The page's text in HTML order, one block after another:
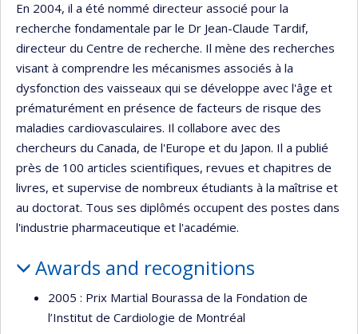
En 2004, il a été nommé directeur associé pour la
recherche fondamentale par le Dr Jean-Claude Tardif,
directeur du Centre de recherche. Il mène des recherches
visant à comprendre les mécanismes associés à la
dysfonction des vaisseaux qui se développe avec l'âge et
prématurément en présence de facteurs de risque des
maladies cardiovasculaires. Il collabore avec des
chercheurs du Canada, de l'Europe et du Japon. Il a publié
près de 100 articles scientifiques, revues et chapitres de
livres, et supervise de nombreux étudiants à la maîtrise et
au doctorat. Tous ses diplômés occupent des postes dans
l'industrie pharmaceutique et l'académie.
Awards and recognitions
2005 : Prix Martial Bourassa de la Fondation de
l’Institut de Cardiologie de Montréal